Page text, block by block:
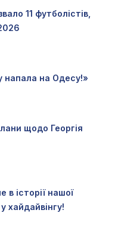
11 футболістів,
напала на Одесу!»
щодо Георгія
в історії нашої
хайдайвінгу!